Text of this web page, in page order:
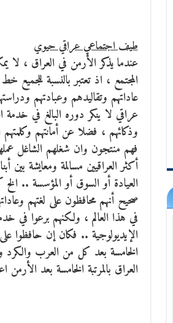
طيف اجتماعي عراقي حيوي
عندما يذكر الأرمن في العراق ، لا
المجتمع ، اذ تعتبر بالنسبة للجميع
عاداتهم وتقاليدهم وعبادتهم
عراقي لا ينكر دوره البالغ في خدمة
وذكائهم ، فضلا عن أمانتهم
فهم منتجون وان شغلهم الشاغل
أكثر العراقيين مسالمة ومعايشة بين
العيادة أو السوق أو المؤسسة .. الخ
صحيح أنهم محافظون على لغتهم
في هذا العالم ، ولكنهم برعوا في
الإيديولوجية .. فكان إن حافظوا
الخامسة بعد كل من العرب والكرد
العراق بالمرتبة الخامسة بعد الأرمن